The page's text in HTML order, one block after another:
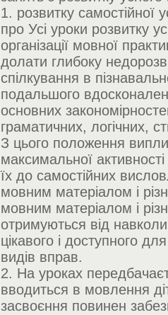
1. розвитку самостійної
про Усі уроки розвитку
організації мовної
долати глибоку
спілкування в
подальшого
основних
граматичних, логічних,
З цього положення
максимальної
їх до самостійних
мовним матеріалом і
мовним матеріалом і
отримуються від
цікавого і доступного
видів вправ.
2. На уроках
вводиться в мовлення
засвоєння повинен